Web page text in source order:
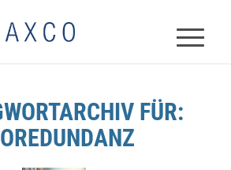
FÜR: